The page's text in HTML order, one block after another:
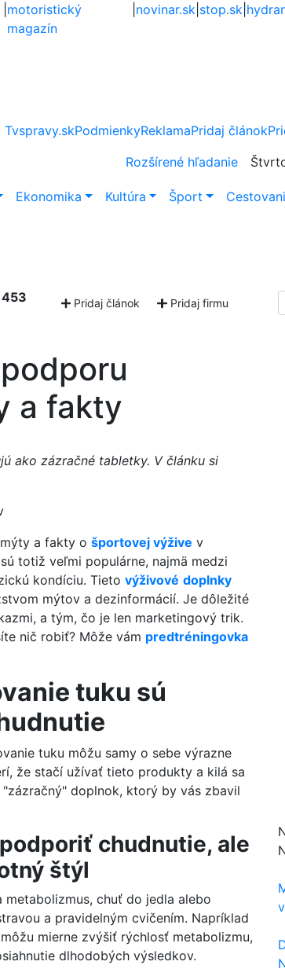
motoristický
magazín
novinar.sk stop.sk
Tvspravy.skPodmienkyReklamaPridaj článok
Rozšírené hľadanie
Ekonomika Kultúra Šport
Pridaj článok Pridaj firmu
a fakty
ako zázračné tabletky. V článku si
a fakty o športovej výžive v
totiž veľmi populárne, najmä medzi
kondíciu. Tieto výživové doplnky
mýtov a dezinformácií. Je dôležité
a tým, čo je len marketingový trik.
nič robiť? Môže vám predtréningovka
tuku sú
tuku môžu samy o sebe výrazne
že stačí užívať tieto produkty a kilá sa
doplnok, ktorý by vás zbavil
chudnutie, ale
štýl
chuť do jedla alebo
a pravidelným cvičením. Napríklad
mierne zvýšiť rýchlosť metabolizmu,
dlhodobých výsledkov.